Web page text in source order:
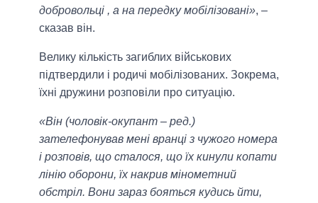
добровольці , а на передку мобілізовані», –
сказав він.
Велику кількість загиблих військових
підтвердили і родичі мобілізованих. Зокрема,
їхні дружини розповіли про ситуацію.
«Він (чоловік-окупант – ред.)
зателефонував мені вранці з чужого номера
і розповів, що сталося, що їх кинули копати
лінію оборони, їх накрив мінометний
обстріл. Вони зараз бояться кудись йти,